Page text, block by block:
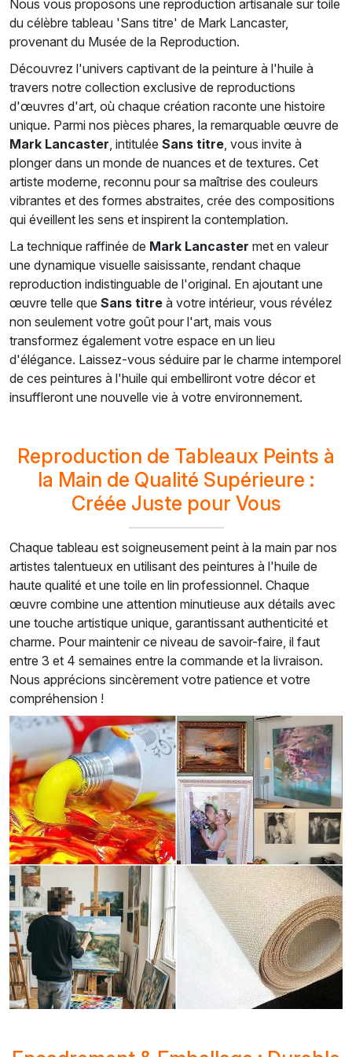
Nous vous proposons une reproduction artisanale sur toile
du célèbre tableau 'Sans titre' de Mark Lancaster,
provenant du Musée de la Reproduction.
Découvrez l'univers captivant de la peinture à l'huile à
travers notre collection exclusive de reproductions
d'œuvres d'art, où chaque création raconte une histoire
unique. Parmi nos pièces phares, la remarquable œuvre de
Mark Lancaster, intitulée Sans titre, vous invite à
plonger dans un monde de nuances et de textures. Cet
artiste moderne, reconnu pour sa maîtrise des couleurs
vibrantes et des formes abstraites, crée des compositions
qui éveillent les sens et inspirent la contemplation.
La technique raffinée de Mark Lancaster met en valeur
une dynamique visuelle saisissante, rendant chaque
reproduction indistinguable de l'original. En ajoutant une
œuvre telle que Sans titre à votre intérieur, vous révélez
non seulement votre goût pour l'art, mais vous
transformez également votre espace en un lieu
d'élégance. Laissez-vous séduire par le charme intemporel
de ces peintures à l'huile qui embelliront votre décor et
insuffleront une nouvelle vie à votre environnement.
Reproduction de Tableaux Peints à
la Main de Qualité Supérieure :
Créée Juste pour Vous
Chaque tableau est soigneusement peint à la main par nos
artistes talentueux en utilisant des peintures à l'huile de
haute qualité et une toile en lin professionnel. Chaque
œuvre combine une attention minutieuse aux détails avec
une touche artistique unique, garantissant authenticité et
charme. Pour maintenir ce niveau de savoir-faire, il faut
entre 3 et 4 semaines entre la commande et la livraison.
Nous apprécions sincèrement votre patience et votre
compréhension !